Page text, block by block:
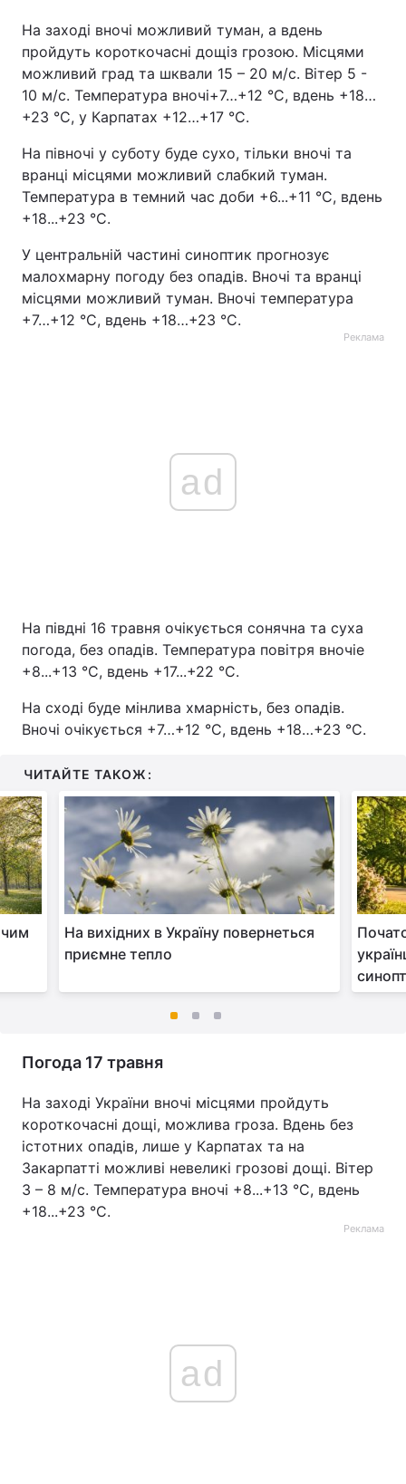
На заході вночі можливий туман, а вдень
пройдуть короткочасні дощіз грозою. Місцями
можливий град та шквали 15 – 20 м/с. Вітер 5 -
10 м/с. Температура вночі+7…+12 °С, вдень +18…
+23 °С, у Карпатах +12…+17 °С.
На півночі у суботу буде сухо, тільки вночі та
вранці місцями можливий слабкий туман.
Температура в темний час доби +6...+11 °С, вдень
+18...+23 °С.
У центральній частині синоптик прогнозує
малохмарну погоду без опадів. Вночі та вранці
місцями можливий туман. Вночі температура
+7…+12 °С, вдень +18…+23 °С.
Реклама
ad
На півдні 16 травня очікується сонячна та суха
погода, без опадів. Температура повітря вночіе
+8...+13 °С, вдень +17...+22 °С.
На сході буде мінлива хмарність, без опадів.
Вночі очікується +7…+12 °С, вдень +18…+23 °С.
ЧИТАЙТЕ ТАКОЖ:
На вихідних в Україну повернеться
приємне тепло
Погода 17 травня
На заході України вночі місцями пройдуть
короткочасні дощі, можлива гроза. Вдень без
істотних опадів, лише у Карпатах та на
Закарпатті можливі невеликі грозові дощі. Вітер
3 – 8 м/с. Температура вночі +8...+13 °С, вдень
+18...+23 °С.
Реклама
ad